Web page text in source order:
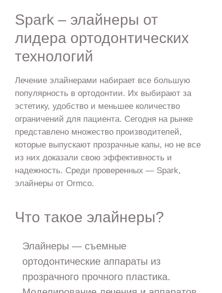
Spark – элайнеры от
лидера ортодонтических
технологий
Лечение элайнерами набирает все большую
популярность в ортодонтии. Их выбирают за
эстетику, удобство и меньшее количество
ограничений для пациента. Сегодня на рынке
представлено множество производителей,
которые выпускают прозрачные капы, но не все
из них доказали свою эффективность и
надежность. Среди проверенных — Spark,
элайнеры от Ormco.
Что такое элайнеры?
Элайнеры — съемные
ортодонтические аппараты из
прозрачного прочного пластика.